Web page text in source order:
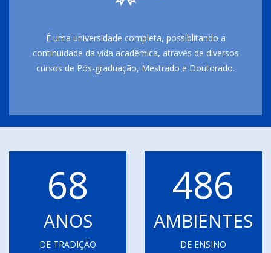
É uma universidade completa, possiblitando a
continuidade da vida acadêmica, através de diversos
cursos de Pós-graduação, Mestrado e Doutorado.
68
ANOS
DE TRADIÇÃO
486
AMBIENTES
DE ENSINO